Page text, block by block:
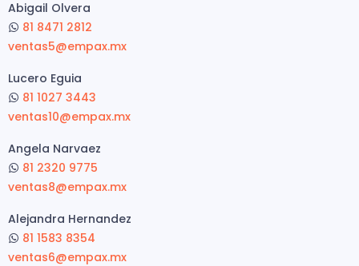
Abigail Olvera
81 8471 2812
ventas5@empax.mx
Lucero Eguia
81 1027 3443
ventas10@empax.mx
Angela Narvaez
81 2320 9775
ventas8@empax.mx
Alejandra Hernandez
81 1583 8354
ventas6@empax.mx